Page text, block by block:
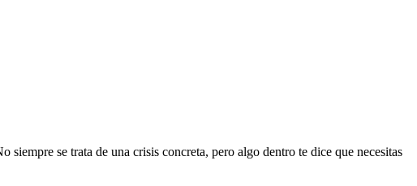
siempre se trata de una crisis concreta, pero algo dentro te dice que necesitas